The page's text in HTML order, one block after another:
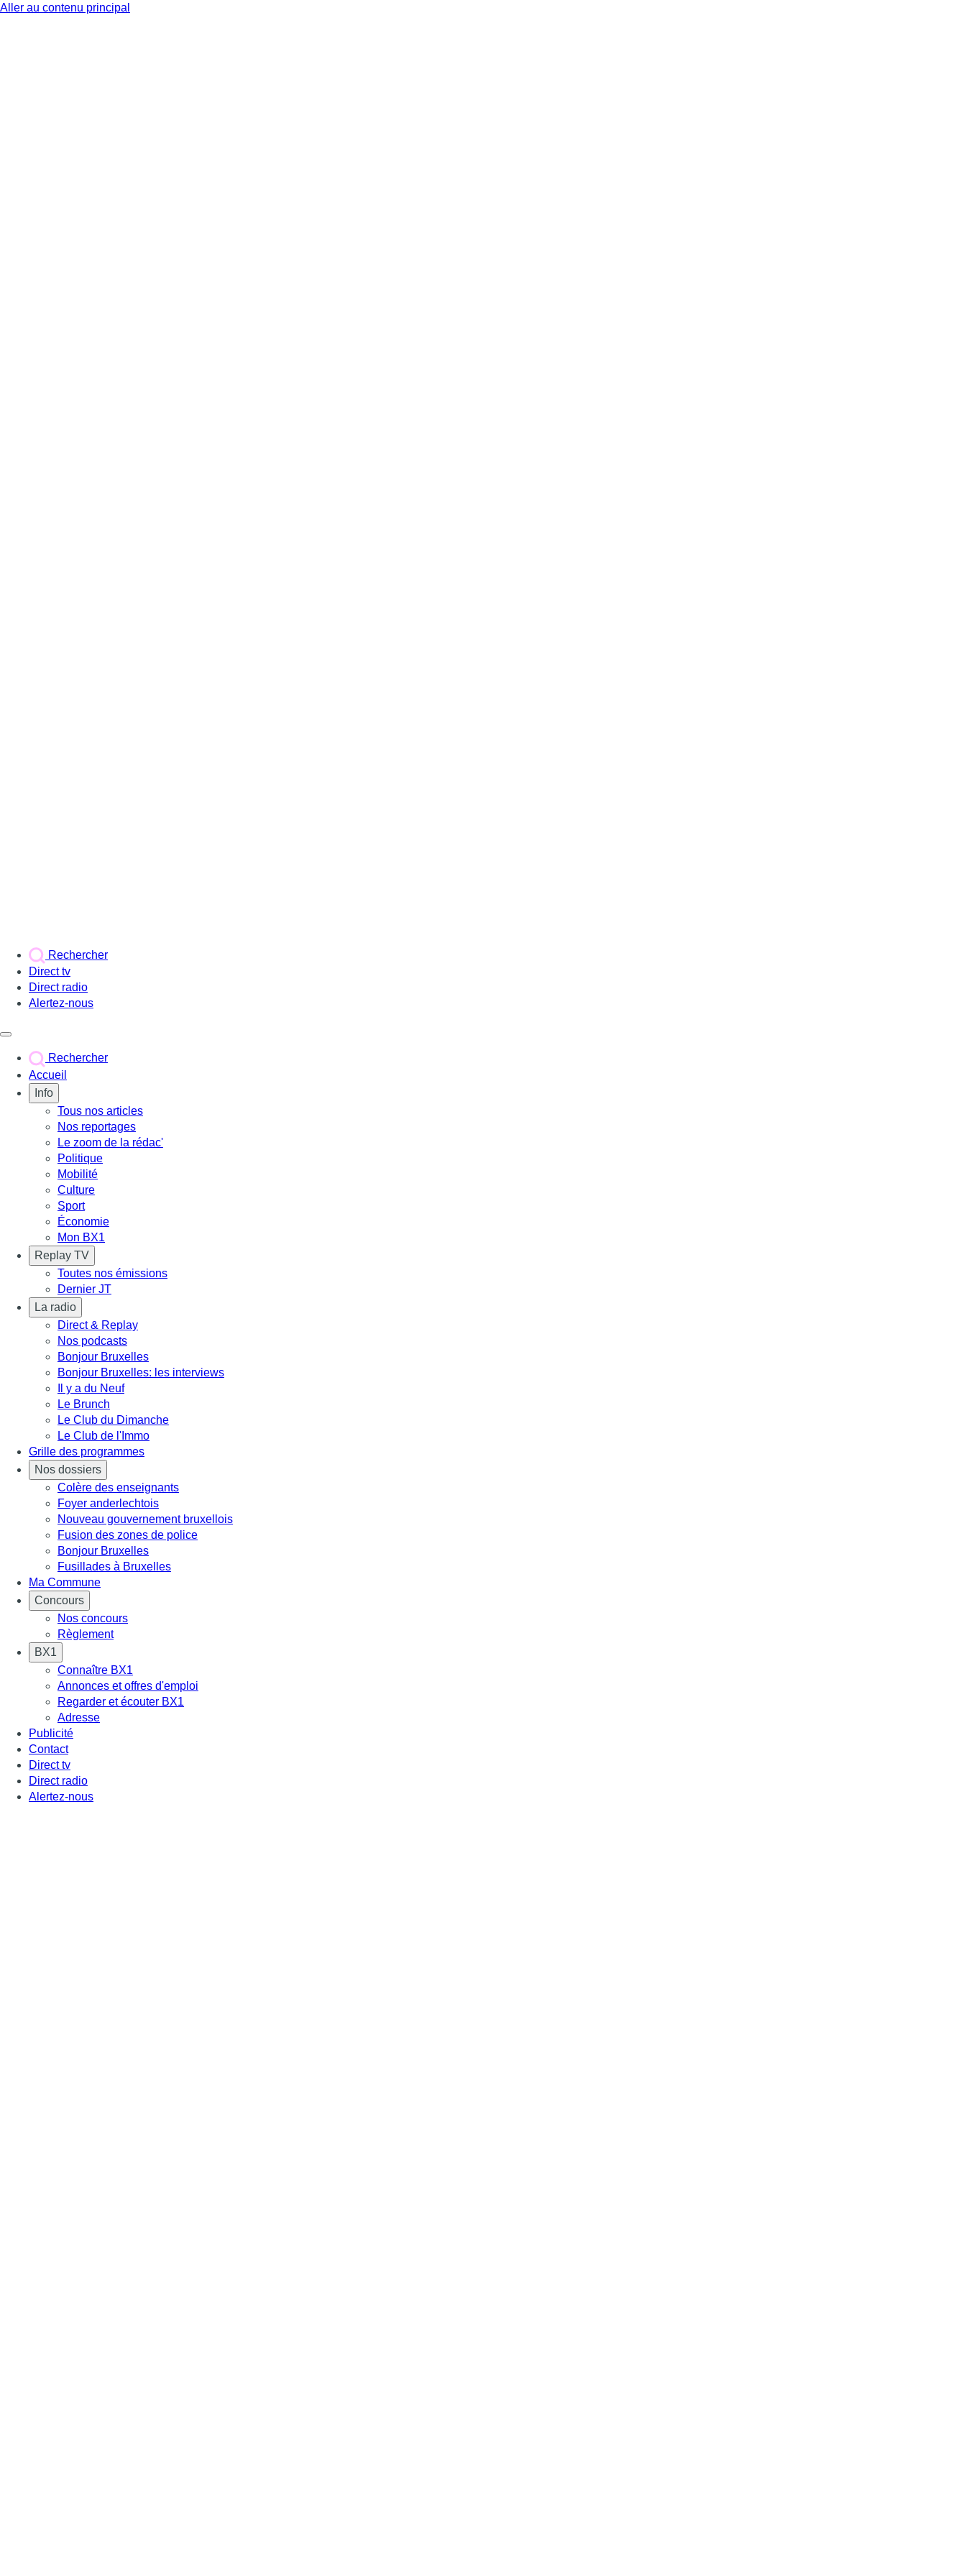
Aller au contenu principal
Rechercher
Direct tv
Direct radio
Alertez-nous
Rechercher
Accueil
Info
Tous nos articles
Nos reportages
Le zoom de la rédac'
Politique
Mobilité
Culture
Sport
Économie
Mon BX1
Replay TV
Toutes nos émissions
Dernier JT
La radio
Direct & Replay
Nos podcasts
Bonjour Bruxelles
Bonjour Bruxelles: les interviews
Il y a du Neuf
Le Brunch
Le Club du Dimanche
Le Club de l'Immo
Grille des programmes
Nos dossiers
Colère des enseignants
Foyer anderlechtois
Nouveau gouvernement bruxellois
Fusion des zones de police
Bonjour Bruxelles
Fusillades à Bruxelles
Ma Commune
Concours
Nos concours
Règlement
BX1
Connaître BX1
Annonces et offres d'emploi
Regarder et écouter BX1
Adresse
Publicité
Contact
Direct tv
Direct radio
Alertez-nous